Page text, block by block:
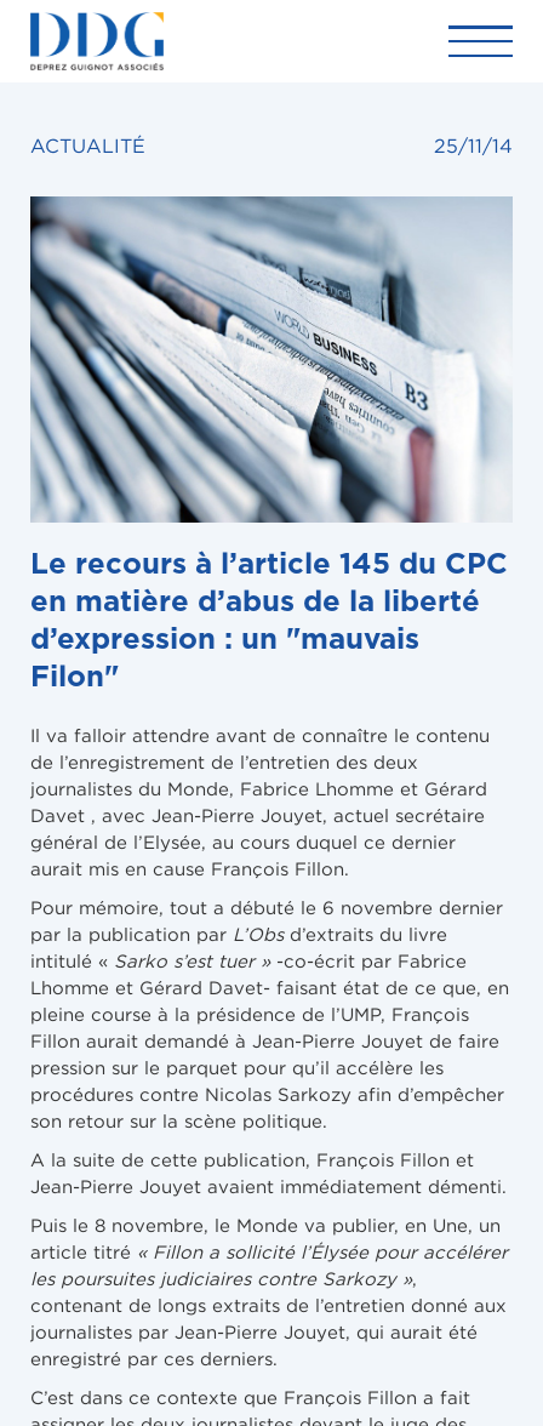
ACTUALITÉ 25/11/14
Le recours à l’article 145 du CPC
en matière d’abus de la liberté
d’expression : un "mauvais
Filon"
Il va falloir attendre avant de connaître le contenu
de l’enregistrement de l’entretien des deux
journalistes du Monde, Fabrice Lhomme et Gérard
Davet , avec Jean-Pierre Jouyet, actuel secrétaire
général de l’Elysée, au cours duquel ce dernier
aurait mis en cause François Fillon.
Pour mémoire, tout a débuté le 6 novembre dernier
par la publication par L’Obsd’extraits du livre
intitulé « Sarko s’est tuer »-co-écrit par Fabrice
Lhomme et Gérard Davet- faisant état de ce que, en
pleine course à la présidence de l’UMP, François
Fillon aurait demandé à Jean-Pierre Jouyet de faire
pression sur le parquet pour qu’il accélère les
procédures contre Nicolas Sarkozy afin d’empêcher
son retour sur la scène politique.
A la suite de cette publication, François Fillon et
Jean-Pierre Jouyet avaient immédiatement démenti.
Puis le 8 novembre, le Monde va publier, en Une, un
article titré « Fillon a sollicité l’Élysée pour accélérer
les poursuites judiciaires contre Sarkozy »,
contenant de longs extraits de l’entretien donné aux
journalistes par Jean-Pierre Jouyet, qui aurait été
enregistré par ces derniers.
C’est dans ce contexte que François Fillon a fait